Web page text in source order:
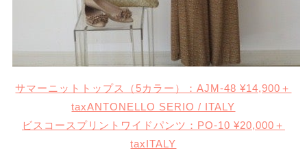
サマーニットトップス（5カラー）：AJM-48 ¥14,900＋
taxANTONELLO SERIO / ITALY
​​​​​​​ビスコースプリントワイドパンツ：PO-10 ¥20,000＋
taxITALY